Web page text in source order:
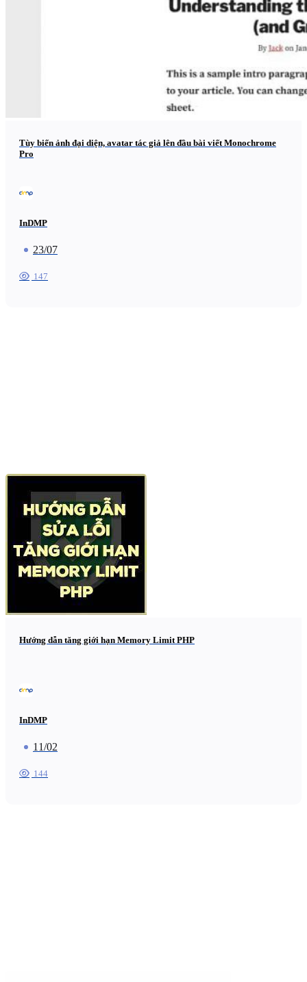
Tùy biến ảnh đại diện, avatar tác giả lên đầu bài viết Monochrome
Pro
InDMP
23/07
147
Hướng dẫn tăng giới hạn Memory Limit PHP
InDMP
11/02
144